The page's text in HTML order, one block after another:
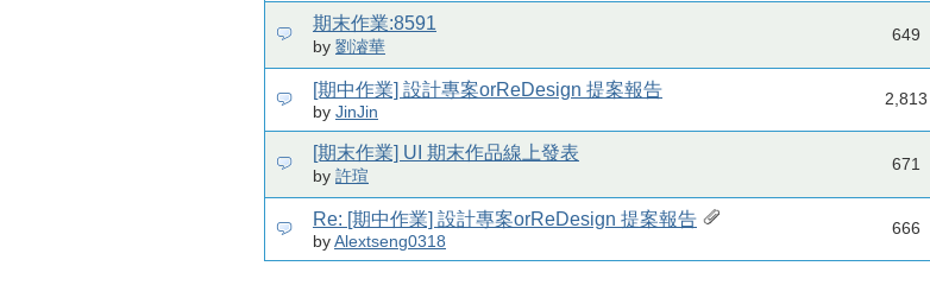
期末作業:8591
by 劉濬華
649
[期中作業] 設計專案orReDesign 提案報告
by JinJin
2,813
[期末作業] UI 期末作品線上發表
by 許瑄
671
Re: [期中作業] 設計專案orReDesign 提案報告
by Alextseng0318
666